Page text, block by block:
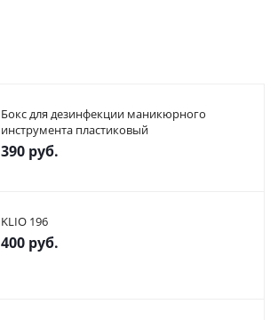
Бокс для дезинфекции маникюрного
инструмента пластиковый
390 руб.
KLIO 196
400 руб.